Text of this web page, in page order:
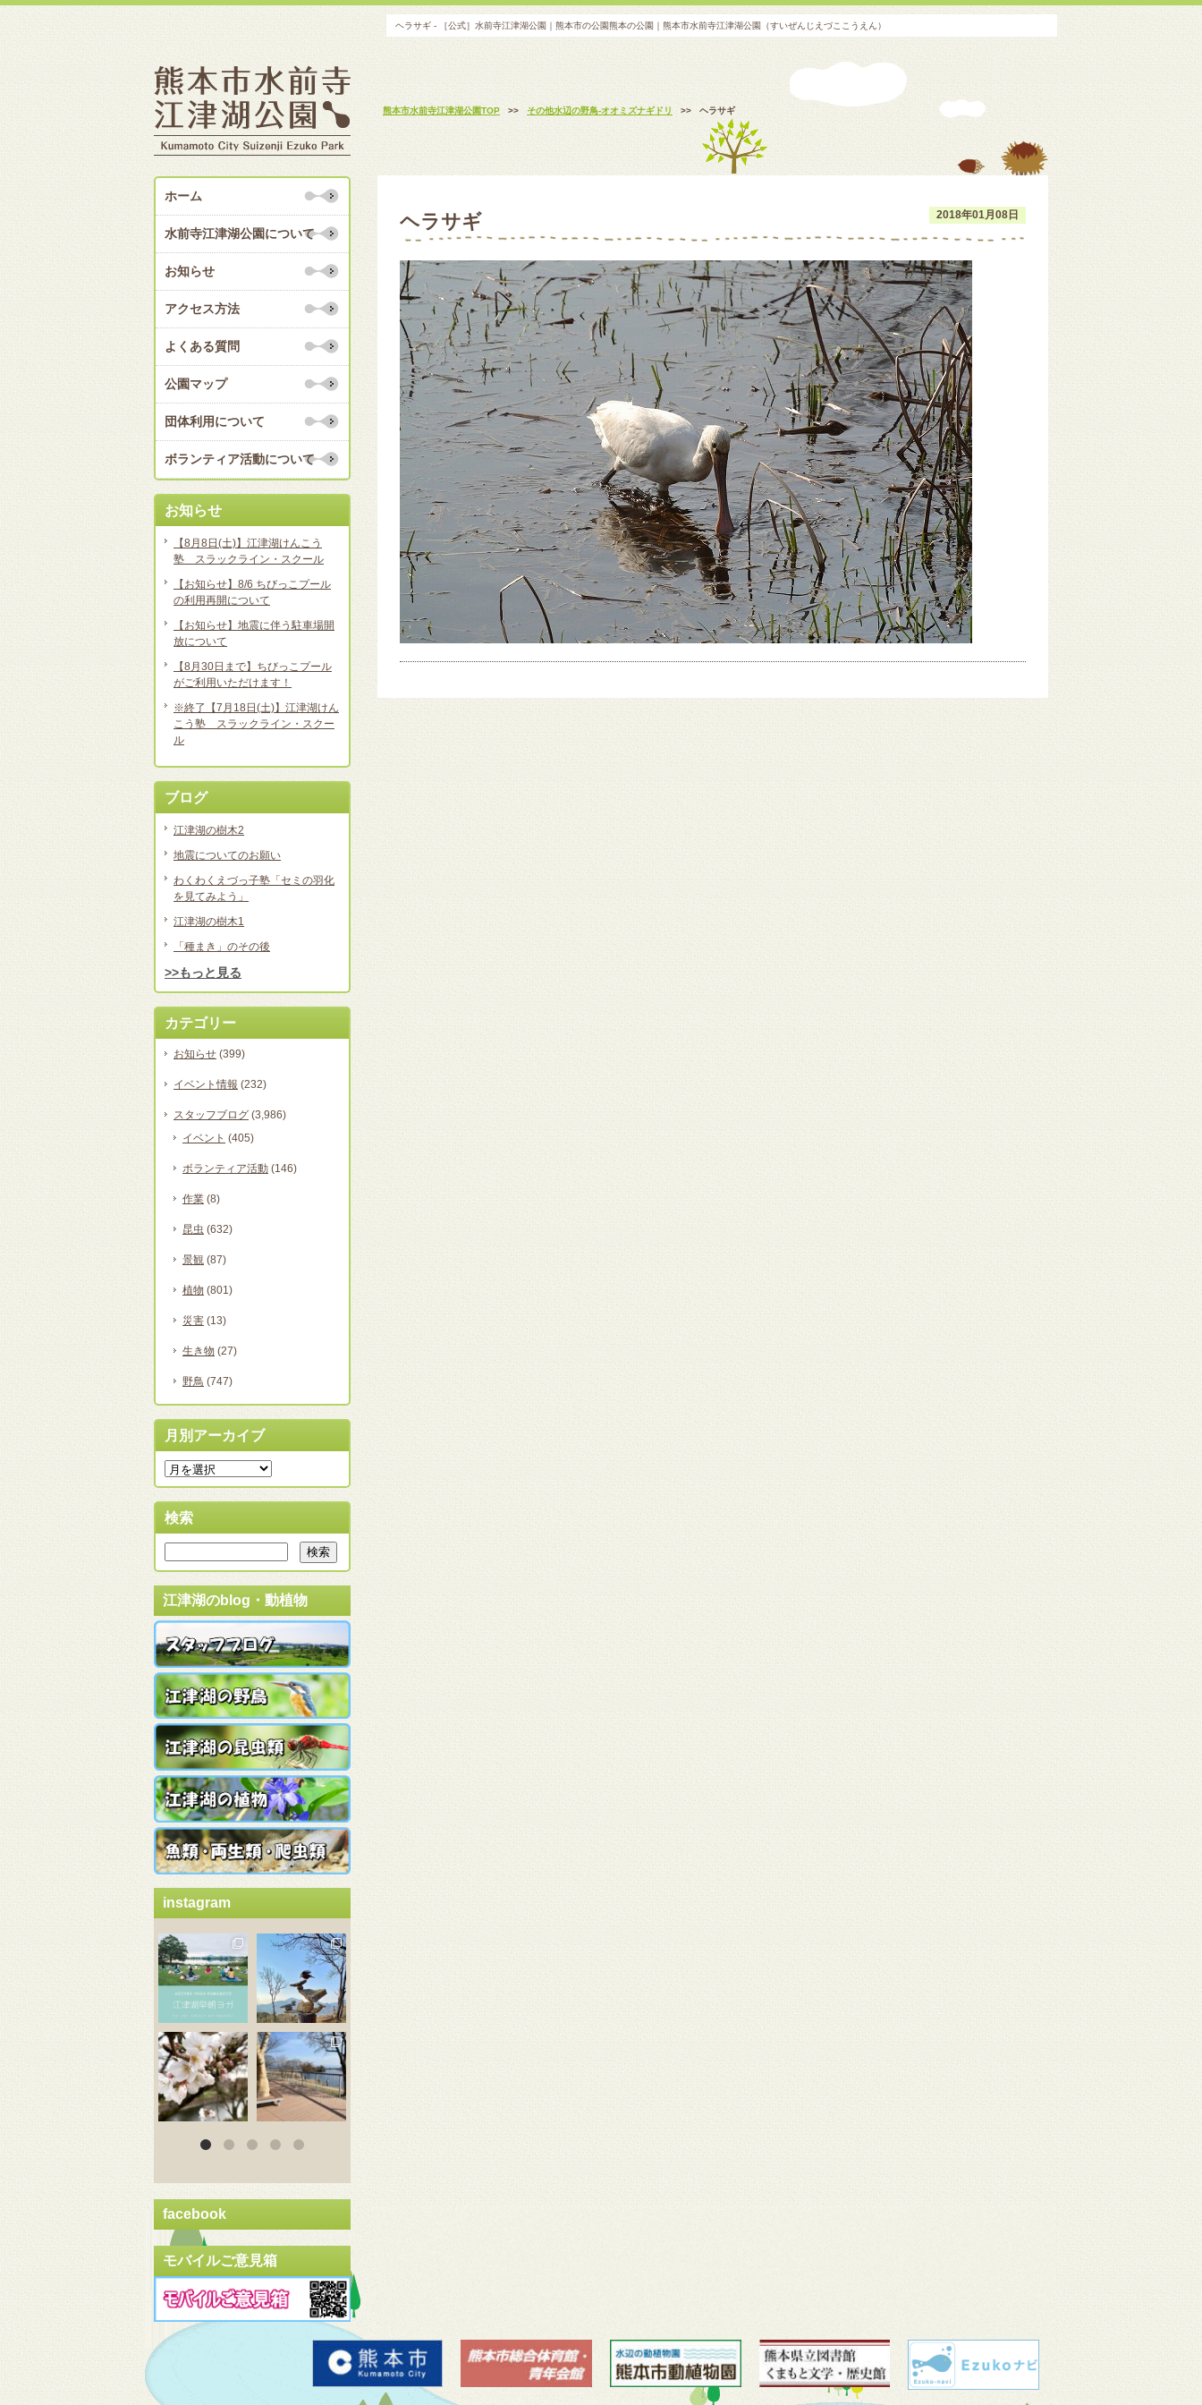
ヘラサギ - ［公式］水前寺江津湖公園｜熊本市の公園熊本の公園｜熊本市水前寺江津湖公園（すいぜんじえづここうえん）
熊本市水前寺江津湖公園TOP >> その他水辺の野鳥-オオミズナギドリ >> ヘラサギ
2018年01月08日
ヘラサギ
ホーム
水前寺江津湖公園について
お知らせ
アクセス方法
よくある質問
公園マップ
団体利用について
ボランティア活動について
お知らせ
【8月8日(土)】江津湖けんこう
塾 スラックライン・スクール
【お知らせ】8/6 ちびっこプール
の利用再開について
【お知らせ】地震に伴う駐車場開
放について
【8月30日まで】ちびっこプール
がご利用いただけます！
※終了【7月18日(土)】江津湖けん
こう塾 スラックライン・スクー
ル
ブログ
江津湖の樹木2
地震についてのお願い
わくわくえづっ子塾「セミの羽化
を見てみよう」
江津湖の樹木1
「種まき」のその後
>>もっと見る
カテゴリー
お知らせ (399)
イベント情報 (232)
スタッフブログ (3,986)
イベント (405)
ボランティア活動 (146)
作業 (8)
昆虫 (632)
景観 (87)
植物 (801)
災害 (13)
生き物 (27)
野鳥 (747)
月別アーカイブ
検索
江津湖のblog・動植物
instagram
3月 20
3月 18
3月 18
facebook
モバイルご意見箱